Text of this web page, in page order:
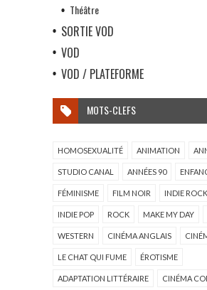
Théâtre
SORTIE VOD
VOD
VOD / PLATEFORME
MOTS-CLEFS
HOMOSEXUALITÉ ANIMATION
STUDIO CANAL ANNÉES 90
FÉMINISME FILM NOIR INDIE ROCK
INDIE POP ROCK MAKE MY DAY
WESTERN CINÉMA ANGLAIS
LE CHAT QUI FUME ÉROTISME
ADAPTATION LITTÉRAIRE CINÉMA